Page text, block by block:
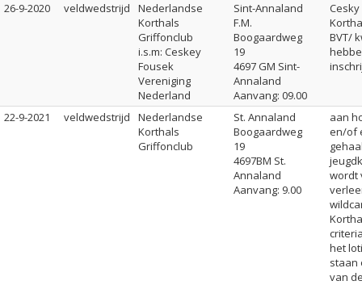
26-9-2020
veldwedstrijd
Nederlandse
Korthals
Griffonclub
i.s.m: Ceskey
Fousek
Vereniging
Nederland
Sint-Annaland
F.M.
Boogaardweg
19
4697 GM Sint-
Annaland
Aanvang: 09.00
BVT/
22-9-2021 veldwedstrijd
Nederlandse
Korthals
Griffonclub
St. Annaland
Boogaardweg
19
4697BM St.
Annaland
Aanvang: 9.00
aan
en/of
wordt
het
staan
van